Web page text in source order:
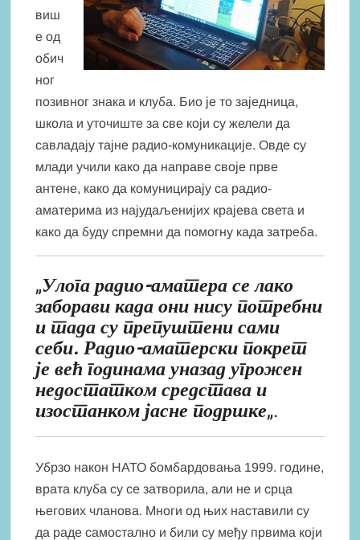
виш
е од
обич
ног
позивног знака и клуба. Био је то заједница,
школа и уточиште за све који су желели да
савладају тајне радио-комуникације. Овде су
млади учили како да направе своје прве
антене, како да комуницирају са радио-
аматерима из најудаљенијих крајева света и
како да буду спремни да помогну када затреба.
„Улога радио-аматера се лако
заборави када они нису потребни
и тада су препуштени сами
себи. Радио-аматерски покрет
је већ годинама уназад угрожен
недостатком средстава и
изостанком јасне подршке„.
Убрзо након НАТО бомбардовања 1999. године,
врата клуба су се затворила, али не и срца
његових чланова. Многи од њих наставили су
да раде самостално и били су међу првима који